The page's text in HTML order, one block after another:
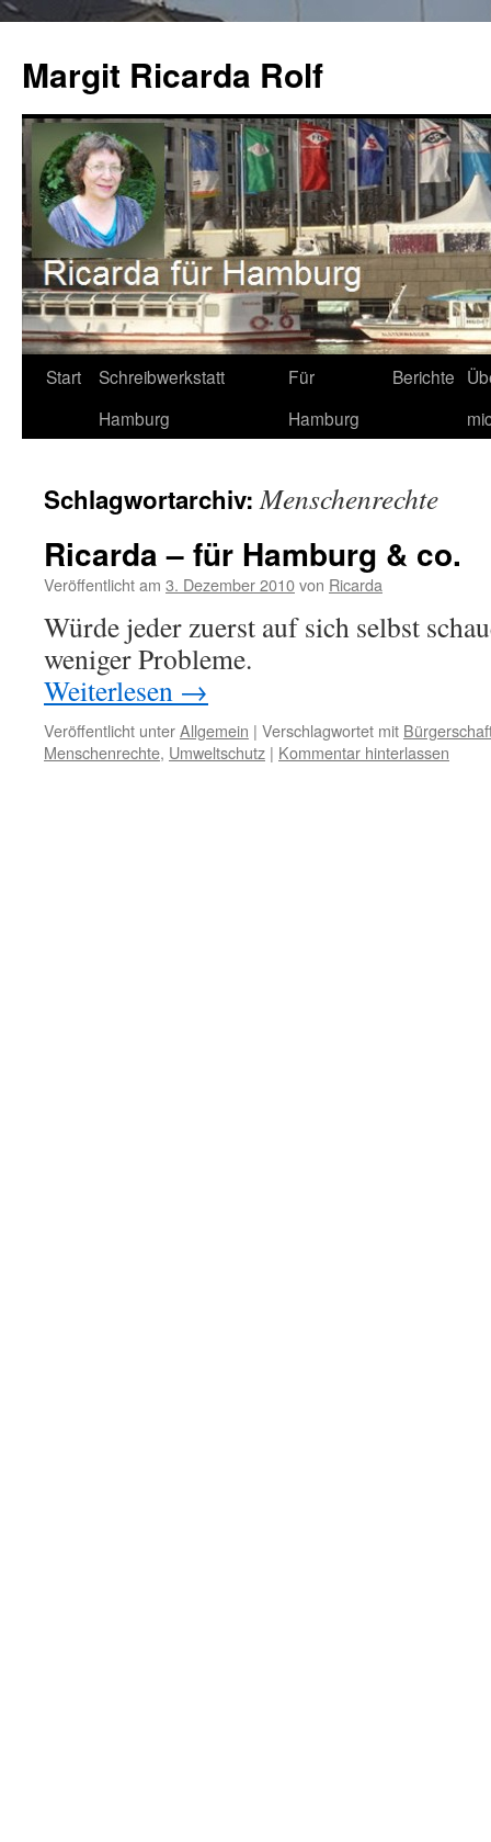
springen
Margit Ricarda Rolf
Start
Schreibwerkstatt
Hamburg
Für
Hamburg
Berichte
Schlagwortarchiv:Menschenrechte
Ricarda – für Hamburg & co.
Veröffentlicht am 3. Dezember 2010von Ricarda
Würde jeder zuerst auf sich selbst
weniger Probleme.
Weiterlesen →
Veröffentlicht unterAllgemein | Verschlagwortet mit
Menschenrechte, Umweltschutz | Kommentar hinterlassen